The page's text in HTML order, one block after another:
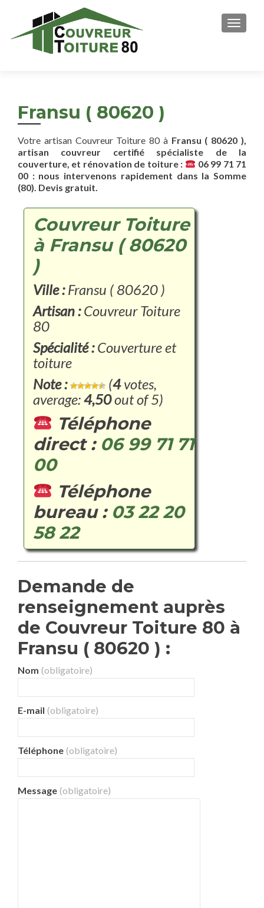
Fransu ( 80620 )
Votre artisan Couvreur Toiture 80 à Fransu ( 80620 ),
artisan couvreur certifié spécialiste de la
couverture, et rénovation de toiture :
06 99 71 71
00 : nous intervenons rapidement dans la Somme
(80). Devis gratuit.
Couvreur Toiture
à Fransu ( 80620
)
Ville :Fransu ( 80620 )
Artisan :Couvreur Toiture
80
Spécialité :Couverture et
toiture
Note :
(4votes,
average:4,50out of 5)
Téléphone
direct : 06 99 71 71
00
Téléphone
bureau : 03 22 20
58 22
Demande de
renseignement auprès
de Couvreur Toiture 80 à
Fransu ( 80620 ) :
Nom (obligatoire)
E-mail (obligatoire)
Téléphone (obligatoire)
Message (obligatoire)